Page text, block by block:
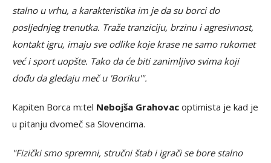
stalno u vrhu, a karakteristika im je da su borci do
posljednjeg trenutka. Traže tranziciju, brzinu i agresivnost,
kontakt igru, imaju sve odlike koje krase ne samo rukomet
već i sport uopšte. Tako da će biti zanimljivo svima koji
dođu da gledaju meč u 'Boriku'".
Kapiten Borca m:tel Nebojša Grahovac optimista je kad je
u pitanju dvomeč sa Slovencima.
"Fizički smo spremni, stručni štab i igrači se bore stalno